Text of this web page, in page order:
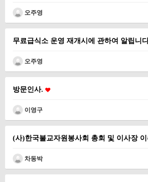
오주영
무료급식소 운영 재개시에 관하여 알립니
오주영
방문인사.
이영구
(사)한국불교자원봉사회 총회 및 이사장
차동박